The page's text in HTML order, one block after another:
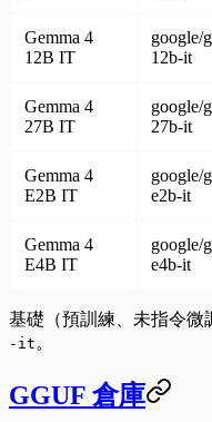
Gemma 4
12B IT
google/
12b-it
Gemma 4
27B IT
google/
27b-it
Gemma 4
E2B IT
google/
e2b-it
Gemma 4
E4B IT
google/
e4b-it
基礎（預訓練、未指令微
-it。
GGUF 倉庫